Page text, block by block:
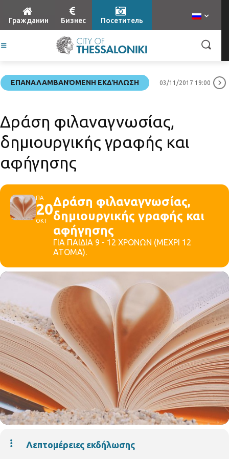
Гражданин Бизнес Посетитель
ΕΠΑΝΑΛΑΜΒΑΝΌΜΕΝΗ ΕΚΔΉΛΩΣΗ 03/11/2017 19:00
Δράση φιλαναγνωσίας,
δημιουργικής γραφής και
αφήγησης
ΠΑ
20
ΟΚΤ
Δράση φιλαναγνωσίας,
δημιουργικής γραφής και
αφήγησης
ΓΙΑ ΠΑΙΔΙΑ 9 - 12 ΧΡΟΝΩΝ (ΜΕΧΡΙ 12
ΑΤΟΜΑ).
Λεπτομέρειες εκδήλωσης